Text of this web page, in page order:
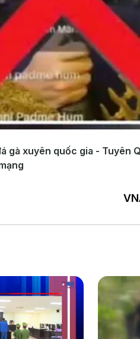
gà xuyên quốc gia - Tuyên